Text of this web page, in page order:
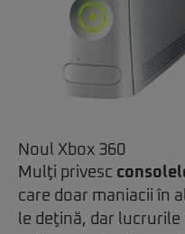
Noul Xbox 360
Mulţi privesc
care doar maniacii în
le deţină, dar lucrurile